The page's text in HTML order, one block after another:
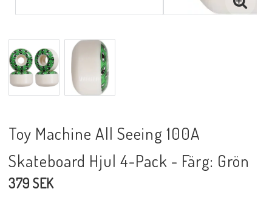
Toy Machine All Seeing 100A
Skateboard Hjul 4-Pack - Färg: Grön
379 SEK